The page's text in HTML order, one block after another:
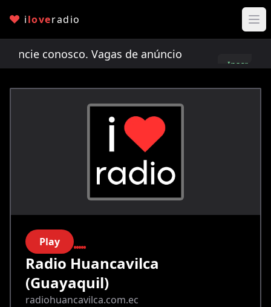
iloveradio
conosco. Vagas de anúncio limitadas!
Inscreva-
Play
Radio Huancavilca
(Guayaquil)
radiohuancavilca.com.ec